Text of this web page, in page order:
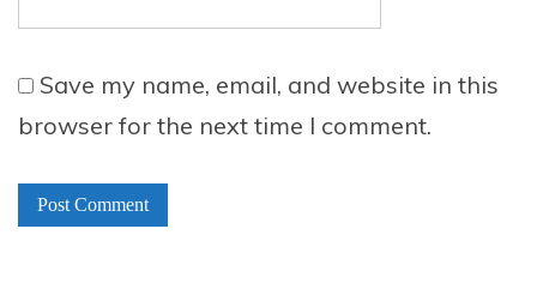
Save my name, email, and website in this
browser for the next time I comment.